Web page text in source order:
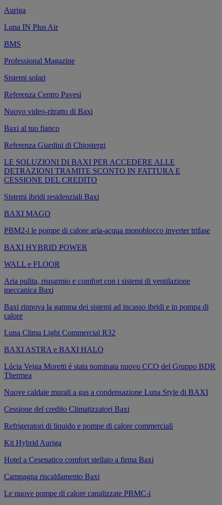
Auriga
Luna IN Plus Air
BMS
Professional Magazine
Sistemi solari
Referenza Centro Pavesi
Nuovo video-ritratto di Baxi
Baxi al tuo fianco
Referenza Giardini di Chiostergi
LE SOLUZIONI DI BAXI PER ACCEDERE ALLE
DETRAZIONI TRAMITE SCONTO IN FATTURA E
CESSIONE DEL CREDITO
Sistemi ibridi residenziali Baxi
BAXI MAGO
PBM2-i le pompe di calore aria-acqua monoblocco inverter trifase
BAXI HYBRID POWER
WALL e FLOOR
Aria pulita, risparmio e comfort con i sistemi di ventilazione
meccanica Baxi
Baxi rinnova la gamma dei sistemi ad incasso ibridi e in pompa di
calore
Luna Clima Light Commercial R32
BAXI ASTRA e BAXI HALO
Lúcia Veiga Moretti è stata nominata nuovo CCO del Gruppo BDR
Thermea
Nuove caldaie murali a gas a condensazione Luna Style di BAXI
Cessione del credito Climatizzatori Baxi
Refrigeratori di liquido e pompe di calore commerciali
Kit Hybrid Auriga
Hotel a Cesenatico comfort stellato a firma Baxi
Campagna riscaldamento Baxi
Le nuove pompe di calore canalizzate PBMC-i